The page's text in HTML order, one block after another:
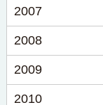
2007
2008
2009
2010